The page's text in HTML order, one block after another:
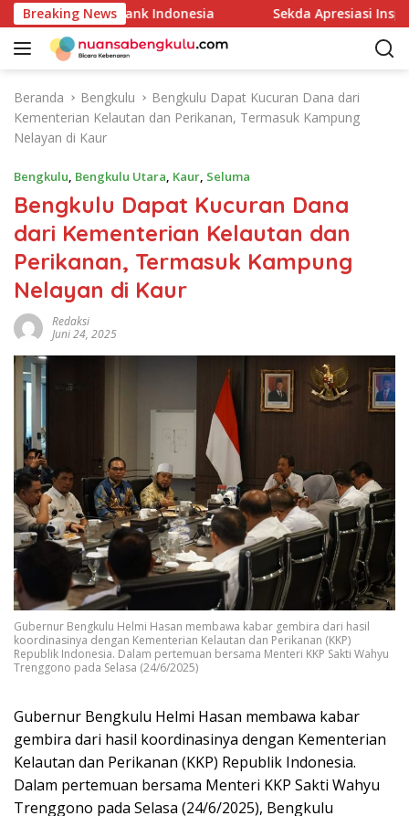
a
Breaking News
Kajian Bank Indonesia Sekda Apresiasi
Beranda Bengkulu
Bengkulu Dapat Kucuran Dana dari
Kementerian Kelautan dan Perikanan, Termasuk Kampung
Nelayan di Kaur
Bengkulu, Bengkulu Utara, Kaur, Seluma
Bengkulu Dapat Kucuran Dana
dari Kementerian Kelautan dan
Perikanan, Termasuk Kampung
Nelayan di Kaur
Redaksi
Juni 24, 2025
Gubernur Bengkulu Helmi Hasan membawa kabar gembira dari hasil
koordinasinya dengan Kementerian Kelautan dan Perikanan (KKP)
Republik Indonesia. Dalam pertemuan bersama Menteri KKP Sakti Wahyu
Trenggono pada Selasa (24/6/2025)
Gubernur Bengkulu Helmi Hasan membawa kabar
gembira dari hasil koordinasinya dengan Kementerian
Kelautan dan Perikanan (KKP) Republik Indonesia.
Dalam pertemuan bersama Menteri KKP Sakti Wahyu
Trenggono pada Selasa (24/6/2025), Bengkulu